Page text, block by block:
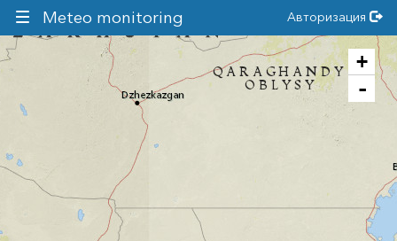
МенюMeteo monitoring Авторизация
+
-